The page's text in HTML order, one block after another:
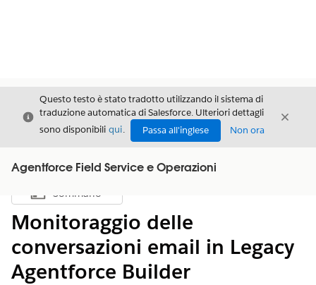
Chiudi
Questo testo è stato tradotto utilizzando il sistema di
traduzione automatica di Salesforce. Ulteriori dettagli
sono disponibili qui. Passa all'inglese Non ora
Chiudi
Agentforce Field Service e Operazioni
Mostra sommario
Sommario
Monitoraggio delle
conversazioni email in Legacy
Agentforce Builder